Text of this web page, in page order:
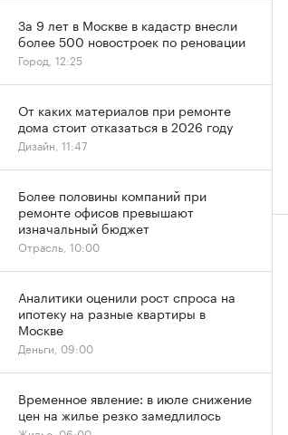
За 9 лет в Москве в кадастр внесли
более 500 новостроек по реновации
Город, 12:25
От каких материалов при ремонте
дома стоит отказаться в 2026 году
Дизайн, 11:47
Более половины компаний при
ремонте офисов превышают
изначальный бюджет
Отрасль, 10:00
Аналитики оценили рост спроса на
ипотеку на разные квартиры в
Москве
Деньги, 09:00
Временное явление: в июле снижение
цен на жилье резко замедлилось